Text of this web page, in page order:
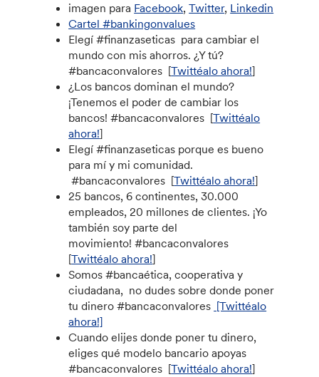
imagen para Facebook,Twitter, Linkedin
Cartel #bankingonvalues
Elegí #finanzaseticas para cambiar el
mundo con mis ahorros. ¿Y tú?
#bancaconvalores ​​ ​​[Twittéalo ahora!]
¿Los bancos dominan el mundo?
¡Tenemos el poder de cambiar los
bancos! #bancaconvalores ​​ ​​[Twittéalo
ahora!]
Elegí #finanzaseticas porque es bueno
para mí y mi comunidad.
#bancaconvalores ​​ ​​[Twittéalo ahora!]
25 bancos, 6 continentes, 30.000
empleados, 20 millones de clientes. ¡Yo
también soy parte del
movimiento! #bancaconvalores
[Twittéalo ahora!]
Somos #bancaética, cooperativa y
ciudadana, no dudes sobre donde poner
tu dinero #bancaconvalores ​​[Twittéalo
ahora!]
Cuando elijes donde poner tu dinero,
eliges qué modelo bancario apoyas
#bancaconvalores ​​ [Twittéalo ahora!]